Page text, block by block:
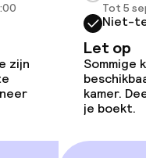
zijn
Tot 5
Niet-
Let op
Sommige
kamer.
je boekt.